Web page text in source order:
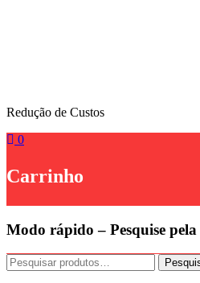
Redução de Custos
0
Carrinho
Modo rápido – Pesquise pela
Pesquisar
por: